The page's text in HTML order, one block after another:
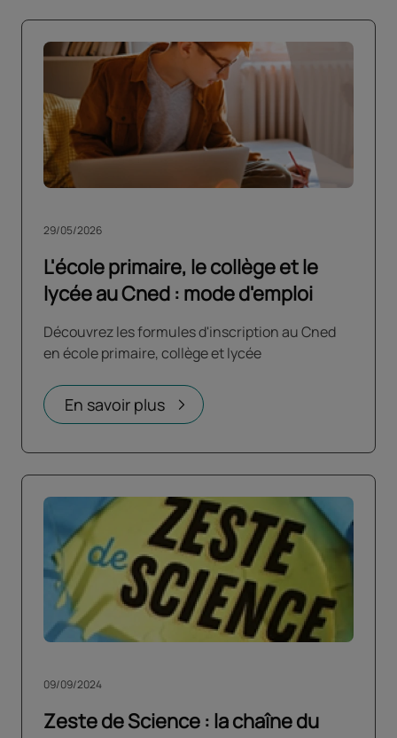
L'école primaire, le collège et le
lycée au Cned : mode d'emploi
29/05/2026
Découvrez les formules d'inscription au Cned
en école primaire, collège et lycée
En savoir plus
Zeste de Science : la chaîne du
09/09/2024